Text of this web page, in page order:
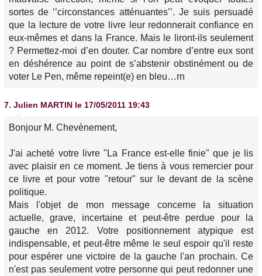
sortes de ‘’circonstances atténuantes’’. Je suis persuadé
que la lecture de votre livre leur redonnerait confiance en
eux-mêmes et dans la France. Mais le liront-ils seulement
? Permettez-moi d’en douter. Car nombre d’entre eux sont
en déshérence au point de s’abstenir obstinément ou de
voter Le Pen, même repeint(e) en bleu…rn
7. Julien MARTIN le 17/05/2011 19:43
Bonjour M. Chevènement,
J'ai acheté votre livre "La France est-elle finie" que je lis
avec plaisir en ce moment. Je tiens à vous remercier pour
ce livre et pour votre "retour" sur le devant de la scène
politique.
Mais l'objet de mon message concerne la situation
actuelle, grave, incertaine et peut-être perdue pour la
gauche en 2012. Votre positionnement atypique est
indispensable, et peut-être même le seul espoir qu'il reste
pour espérer une victoire de la gauche l'an prochain. Ce
n'est pas seulement votre personne qui peut redonner une